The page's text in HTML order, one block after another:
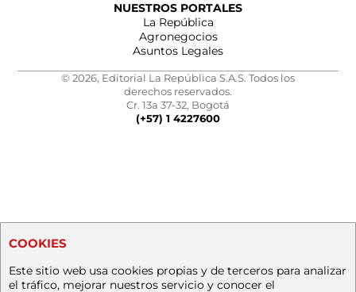
NUESTROS PORTALES
La República
Agronegocios
Asuntos Legales
© 2026, Editorial La República S.A.S. Todos los
derechos reservados.
Cr. 13a 37-32, Bogotá
(+57) 1 4227600
COOKIES
Este sitio web usa cookies propias y de terceros para analizar
el tráfico, mejorar nuestros servicio y conocer el